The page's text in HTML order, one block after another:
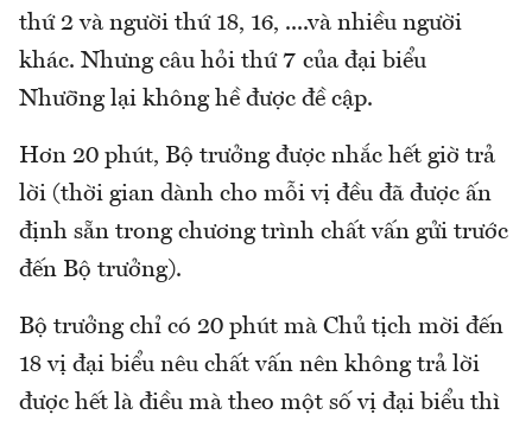
thứ 2 và người thứ 18, 16, ....và nhiều người
khác. Nhưng câu hỏi thứ 7 của đại biểu
Nhưỡng lại không hề được đề cập.
Hơn 20 phút, Bộ trưởng được nhắc hết giờ trả
lời (thời gian dành cho mỗi vị đều đã được ấn
định sẵn trong chương trình chất vấn gửi trước
đến Bộ trưởng).
Bộ trưởng chỉ có 20 phút mà Chủ tịch mời đến
18 vị đại biểu nêu chất vấn nên không trả lời
được hết là điều mà theo một số vị đại biểu thì